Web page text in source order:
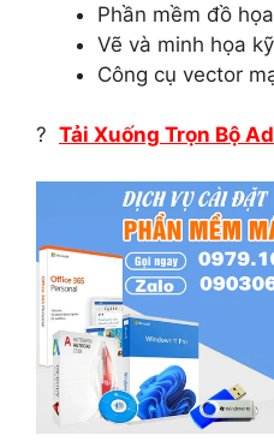
Phần mềm đồ
Vẽ và minh họa
Công cụ vector
? Tải Xuống Trọn Bộ